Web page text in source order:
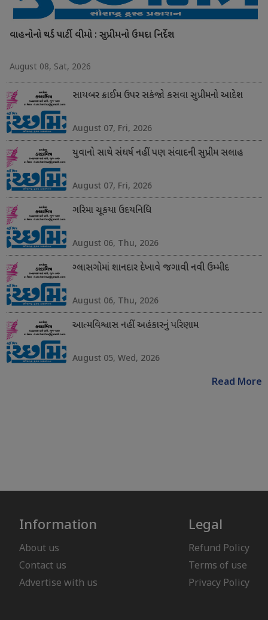
વાહનોનો થર્ડ પાર્ટી વીમો : સુપ્રીમનો ઉમદા નિર્દેશ
August 08, Sat, 2026
સાયબર ક્રાઈમ ઉપર સકંજો કસવા સુપ્રીમનો આદેશ
August 07, Fri, 2026
યુવાનો સાથે સંઘર્ષ નહીં પણ સંવાદની સુપ્રીમ સલાહ
August 07, Fri, 2026
ગરિમા ચૂકયા ઉદયનિધિ
August 06, Thu, 2026
ગ્લાસગોમાં શાનદાર દેખાવે જગાવી નવી ઉમ્મીદ
August 06, Thu, 2026
આત્મવિશ્વાસ નહીં અહંકારનું પરિણામ
August 05, Wed, 2026
Read More
Information
About us
Contact us
Advertise with us
Legal
Refund Policy
Terms of use
Privacy Policy